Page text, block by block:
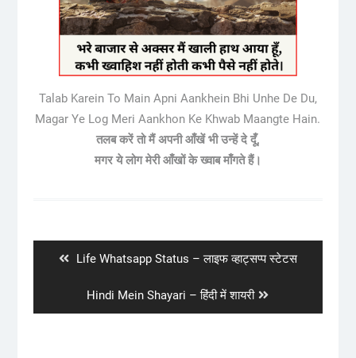
Talab Karein To Main Apni Aankhein Bhi Unhe De Du,
Magar Ye Log Meri Aankhon Ke Khwab Maangte Hain.
तलब करें तो मैं अपनी आँखें भी उन्हें दे दूँ,
मगर ये लोग मेरी आँखों के ख्वाब माँगते हैं।
Previous
Life Whatsapp Status – लाइफ व्हाट्सप्प स्टेटस
Next
post:
Hindi Mein Shayari – हिंदी में शायरी